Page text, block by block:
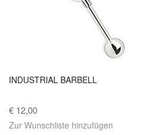
INDUSTRIAL BARBELL
€ 12,00
Zur Wunschliste hinzufügen